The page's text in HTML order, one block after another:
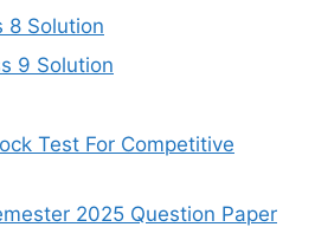
8 Solution
9 Solution
Test For Competitive
2025 Question Paper